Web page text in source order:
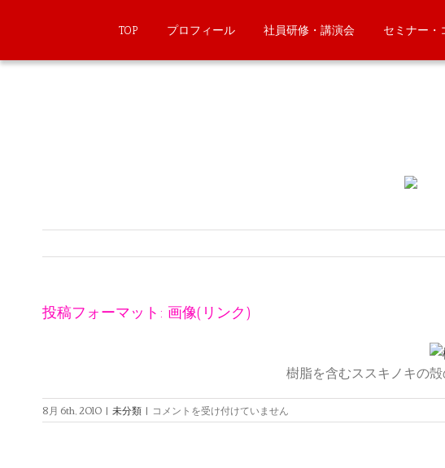
TOP プロフィール 社員研修・講演会 セミナー・
投稿フォーマット: 画像(リンク)
樹脂を含むススキノキの
8月 6th, 2010 | 未分類 | 投
稿
コメントを受け付けていません